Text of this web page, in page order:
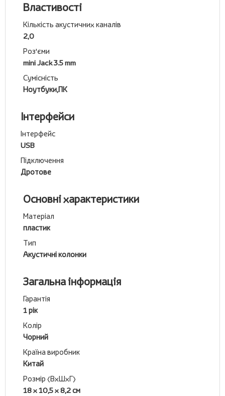
Властивості
Кількість акустичних каналів
2,0
Роз'єми
mini Jack 3.5 mm
Сумісність
Ноутбуки,ПК
Інтерфейси
Інтерфейс
USB
Підключення
Дротове
Основні характеристики
Матеріал
пластик
Тип
Акустичні колонки
Загальна інформація
Гарантія
1 рік
Колір
Чорний
Країна виробник
Китай
Розмір (ВхШхГ)
18 x 10,5 x 8,2 см